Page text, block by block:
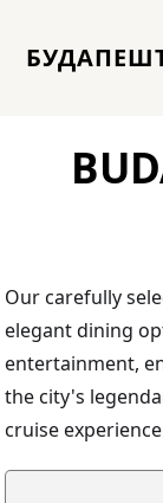
Our carefully
elegant dining
entertainment,
the city's
cruise